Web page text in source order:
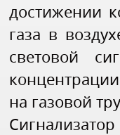
достижении
газа в
световой
на газовой